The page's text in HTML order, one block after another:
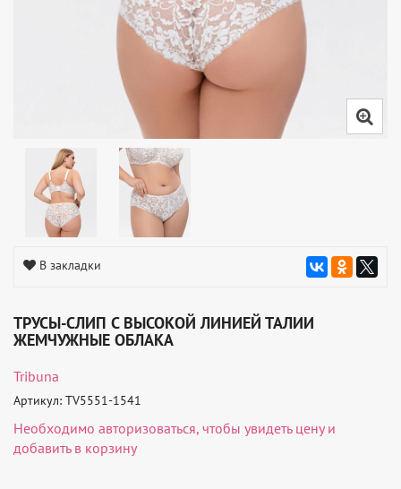
В закладки
ТРУСЫ-СЛИП С ВЫСОКОЙ ЛИНИЕЙ ТАЛИИ
ЖЕМЧУЖНЫЕ ОБЛАКА
Tribuna
Артикул: TV5551-1541
Необходимо авторизоваться, чтобы увидеть цену и
добавить в корзину